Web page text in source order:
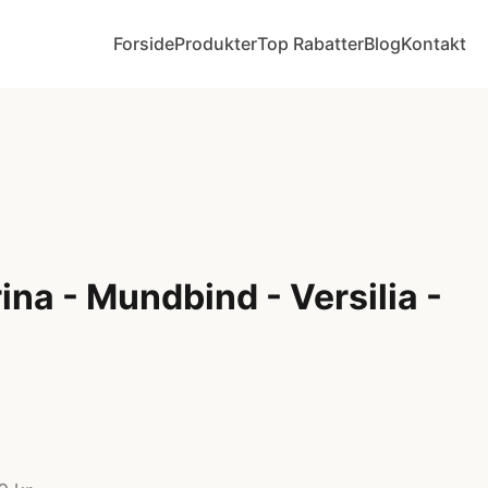
ForsideProdukterTop RabatterBlogKontakt
- Mundbind - Versilia -